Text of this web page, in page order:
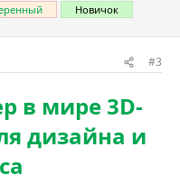
Новичок
#3
в мире 3D-
дизайна и